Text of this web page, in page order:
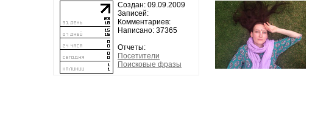
Создан: 09.09.2009
Записей:
Комментариев:
Написано: 37365
Отчеты:
Посетители
Поисковые фразы